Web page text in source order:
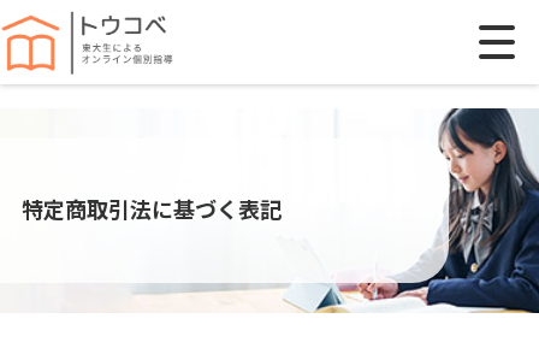
特定商取引法に基づく表記